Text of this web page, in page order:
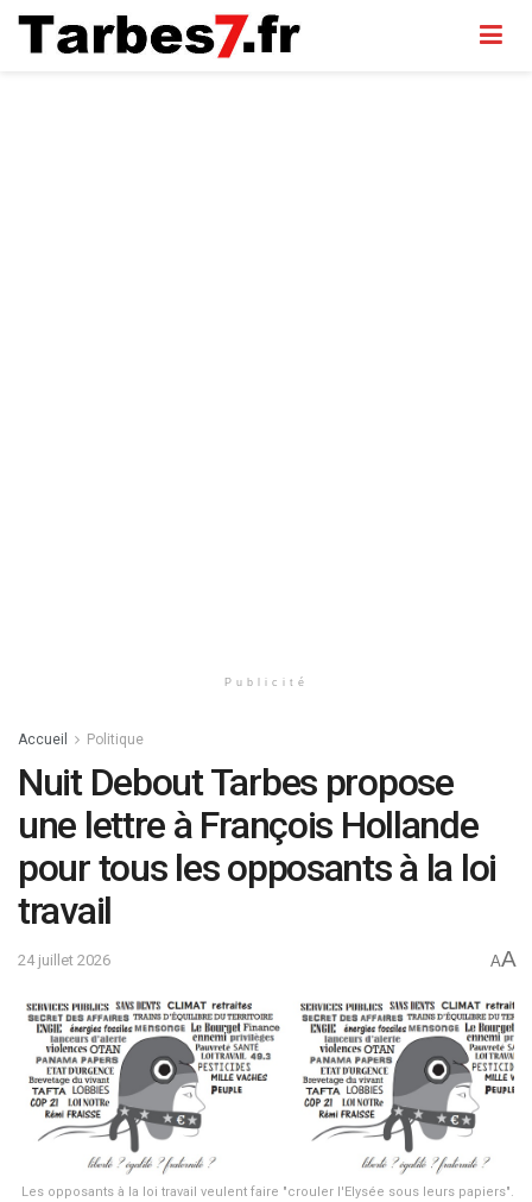
Publicité
Accueil Politique
Nuit Debout Tarbes propose
une lettre à François Hollande
pour tous les opposants à la loi
travail
24 juillet 2026 AA
Les opposants à la loi travail veulent faire "crouler l'Elysée sous leurs papiers".